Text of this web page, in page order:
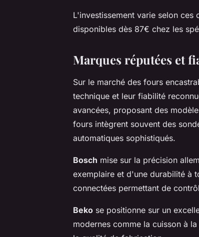
L'investissement varie selon
disponibles dès 87€ chez les
Marques réputées et
Sur le marché des fours
technique et leur fiabilité
avancées, proposant des
fours intègrent souvent des
automatiques sophistiqués.
Bosch mise sur la précision
exemplaire et d'une durabilité à
connectées permettant de
Beko se positionne sur un
modernes comme la cuisson à